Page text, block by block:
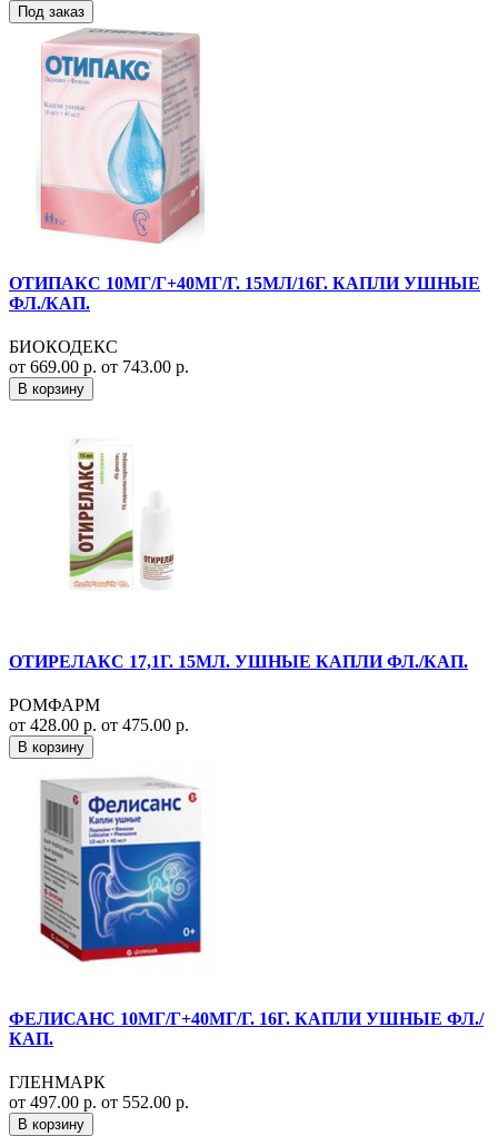
Под заказ
ОТИПАКС 10МГ/Г+40МГ/Г. 15МЛ/16Г. КАПЛИ УШНЫЕ
ФЛ./КАП.
БИОКОДЕКС
от 669.00 р. от 743.00 р.
В корзину
ОТИРЕЛАКС 17,1Г. 15МЛ. УШНЫЕ КАПЛИ ФЛ./КАП.
РОМФАРМ
от 428.00 р. от 475.00 р.
В корзину
ФЕЛИСАНС 10МГ/Г+40МГ/Г. 16Г. КАПЛИ УШНЫЕ ФЛ./
КАП.
ГЛЕНМАРК
от 497.00 р. от 552.00 р.
В корзину